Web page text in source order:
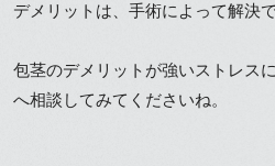
デメリットは、手術によって解決で
包茎のデメリットが強いストレス
へ相談してみてくださいね。